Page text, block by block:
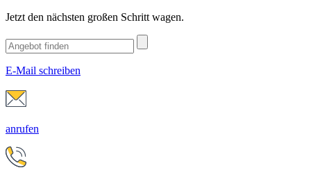
Jetzt den nächsten großen Schritt wagen.
E-Mail schreiben
anrufen